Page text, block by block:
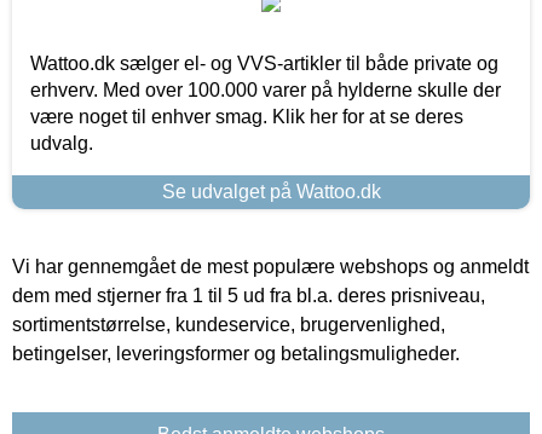
Wattoo.dk sælger el- og VVS-artikler til både private og
erhverv. Med over 100.000 varer på hylderne skulle der
være noget til enhver smag. Klik her for at se deres
udvalg.
Se udvalget på Wattoo.dk
Vi har gennemgået de mest populære webshops og anmeldt
dem med stjerner fra 1 til 5 ud fra bl.a. deres prisniveau,
sortimentstørrelse, kundeservice, brugervenlighed,
betingelser, leveringsformer og betalingsmuligheder.